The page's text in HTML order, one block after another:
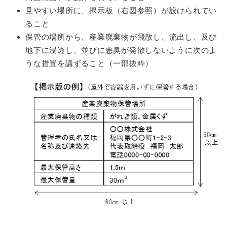
見やすい場所に、掲示板（右図参照）が設けられてい
ること
保管の場所から、産業廃棄物が飛散し、流出し、及び
地下に浸透し、並びに悪臭が発散しないように次のよ
うな措置を講ずること（一部抜粋）